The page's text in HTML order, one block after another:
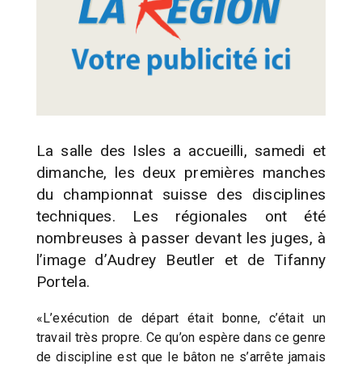
La salle des Isles a accueilli, samedi et
dimanche, les deux premières manches
du championnat suisse des disciplines
techniques. Les régionales ont été
nombreuses à passer devant les juges, à
l’image d’Audrey Beutler et de Tifanny
Portela.
«L’exécution de départ était bonne, c’était un
travail très propre. Ce qu’on espère dans ce genre
de discipline est que le bâton ne s’arrête jamais